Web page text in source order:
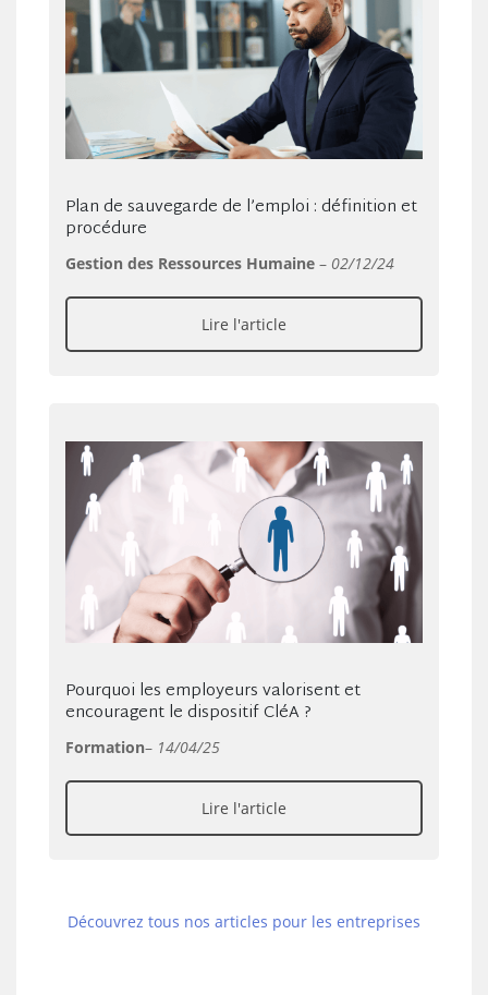
Plan de sauvegarde de l’emploi : définition et
procédure
Gestion des Ressources Humaine – 02/12/24
Lire l'article
Pourquoi les employeurs valorisent et
encouragent le dispositif CléA ?
Formation– 14/04/25
Lire l'article
Découvrez tous nos articles pour les entreprises